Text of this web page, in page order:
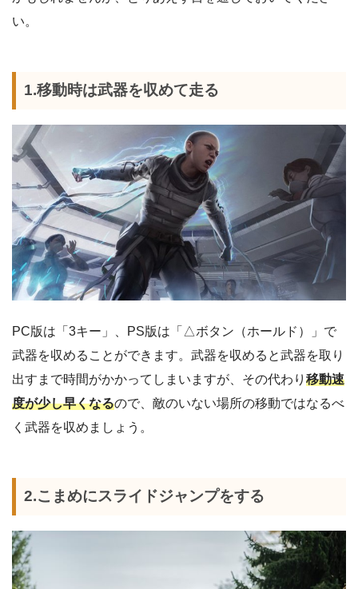
い。
1.移動時は武器を収めて走る
PC版は「3キー」、PS版は「△ボタン（ホールド）」で
武器を収めることができます。武器を収めると武器を取り
出すまで時間がかかってしまいますが、その代わり 移動速
度が少し早くなるので、敵のいない場所の移動ではなるべ
く武器を収めましょう。
2.こまめにスライドジャンプをする